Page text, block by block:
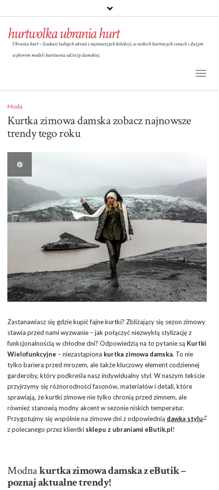
hurtwolka ubrania hurt
Ubrania hurt – Szukasz ładnych ubrań z najnowszych kolekcji, w niskich hurtowych cenach i dużym
wyborem modeli hurtownia odzieży damskiej.
Moda
Kurtka zimowa damska zobacz najnowsze
trendy tego roku
Zastanawiasz się gdzie kupić fajne kurtki? Zbliżający się sezon zimowy
stawia przed nami wyzwanie – jak połączyć niezwykłą stylizację z
funkcjonalnością w chłodne dni? Odpowiedzią na to pytanie są Kurtki
Wielofunkcyjne – niezastąpiona kurtka zimowa damska. To nie
tylko bariera przed mrozem, ale także kluczowy element codziennej
garderoby, który podkreśla nasz indywidualny styl. W naszym tekście
przyjrzymy się różnorodności fasonów, materiałów i detali, które
sprawiają, że kurtki zimowe nie tylko chronią przed zimnem, ale
również stanowią modny akcent w sezonie niskich temperatur.
Przygotujmy się wspólnie na zimowe dni z odpowiednią dawką stylu
z polecanego przez klientki sklepu z ubraniami eButik.pl!
Modnakurtka zimowa damska z eButik –
poznaj aktualne trendy!